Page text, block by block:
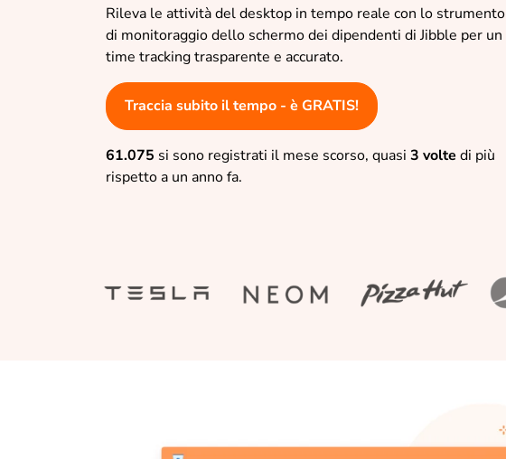
Rileva le attività del desktop in tempo reale con lo strumento
di monitoraggio dello schermo dei dipendenti di Jibble per un
time tracking trasparente e accurato.
Traccia subito il tempo - è GRATIS!
61.075 si sono registrati il mese scorso, quasi 3 volte di più
rispetto a un anno fa.